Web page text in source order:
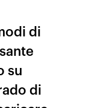
di
su
di